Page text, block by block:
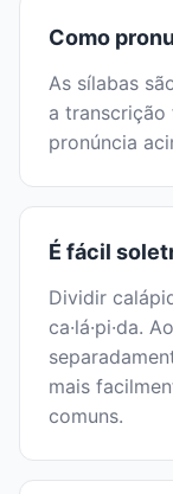
Como
As sílabas
a
pronúncia
É fácil
Dividir
ca·lá·pi·da.
mais
comuns.